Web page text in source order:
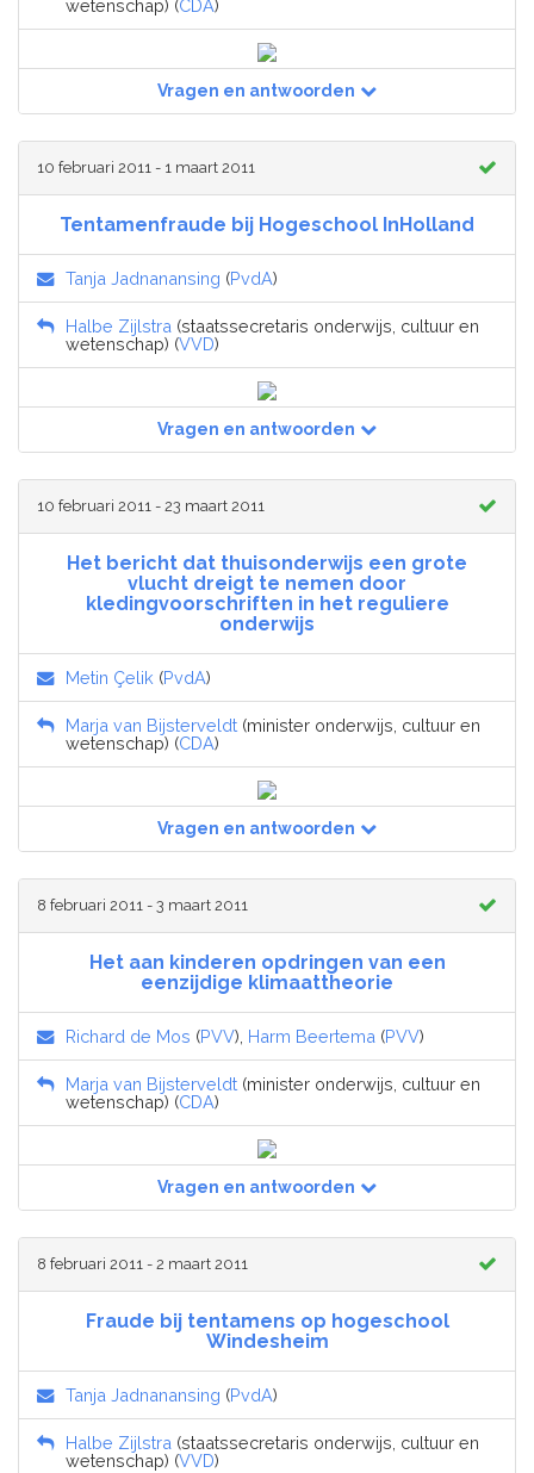
wetenschap) (CDA)
Vragen en antwoorden
10 februari 2011 - 1 maart 2011
Tentamenfraude bij Hogeschool InHolland
Tanja Jadnanansing (PvdA)
Halbe Zijlstra (staatssecretaris onderwijs, cultuur en
wetenschap) (VVD)
Vragen en antwoorden
10 februari 2011 - 23 maart 2011
Het bericht dat thuisonderwijs een grote
vlucht dreigt te nemen door
kledingvoorschriften in het reguliere
onderwijs
Metin Çelik (PvdA)
Marja van Bijsterveldt (minister onderwijs, cultuur en
wetenschap) (CDA)
Vragen en antwoorden
8 februari 2011 - 3 maart 2011
Het aan kinderen opdringen van een
eenzijdige klimaattheorie
Richard de Mos (PVV), Harm Beertema (PVV)
Marja van Bijsterveldt (minister onderwijs, cultuur en
wetenschap) (CDA)
Vragen en antwoorden
8 februari 2011 - 2 maart 2011
Fraude bij tentamens op hogeschool
Windesheim
Tanja Jadnanansing (PvdA)
Halbe Zijlstra (staatssecretaris onderwijs, cultuur en
wetenschap) (VVD)